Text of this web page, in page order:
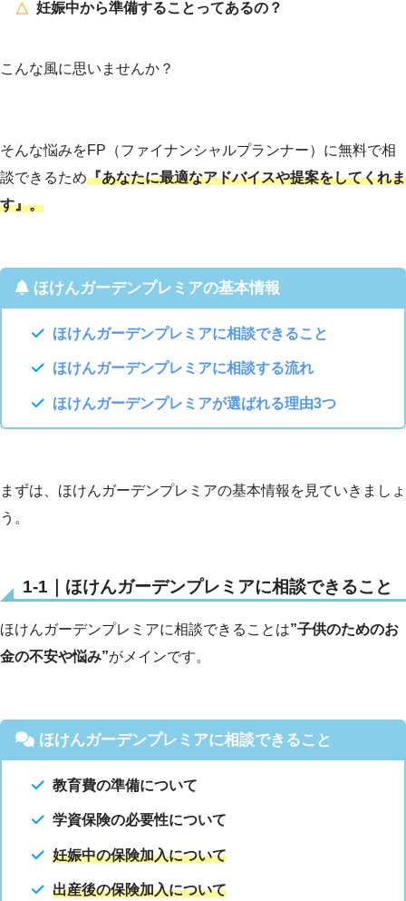
妊娠中から準備することってあるの？
こんな風に思いませんか？
そんな悩みをFP（ファイナンシャルプランナー）に無料で相
談できるため『あなたに最適なアドバイスや提案をしてくれま
す』。
ほけんガーデンプレミアの基本情報
ほけんガーデンプレミアに相談できること
ほけんガーデンプレミアに相談する流れ
ほけんガーデンプレミアが選ばれる理由3つ
まずは、ほけんガーデンプレミアの基本情報を見ていきましょ
う。
1-1｜ほけんガーデンプレミアに相談できること
ほけんガーデンプレミアに相談できることは”子供のためのお
金の不安や悩み”がメインです。
ほけんガーデンプレミアに相談できること
教育費の準備について
学資保険の必要性について
妊娠中の保険加入について
出産後の保険加入について